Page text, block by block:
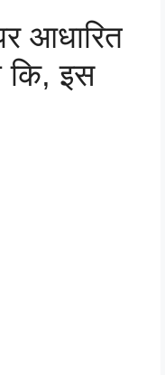
आधारित
कि, इस